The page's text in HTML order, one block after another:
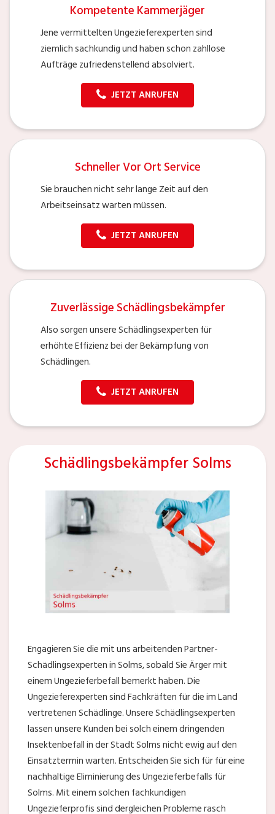
Kompetente Kammerjäger
Jene vermittelten Ungezieferexperten sind
ziemlich sachkundig und haben schon zahllose
Aufträge zufriedenstellend absolviert.
JETZT ANRUFEN
Schneller Vor Ort Service
Sie brauchen nicht sehr lange Zeit auf den
Arbeitseinsatz warten müssen.
JETZT ANRUFEN
Zuverlässige Schädlingsbekämpfer
Also sorgen unsere Schädlingsexperten für
erhöhte Effizienz bei der Bekämpfung von
Schädlingen.
JETZT ANRUFEN
Schädlingsbekämpfer Solms
Engagieren Sie die mit uns arbeitenden Partner-
Schädlingsexperten in Solms, sobald Sie Ärger mit
einem Ungezieferbefall bemerkt haben. Die
Ungezieferexperten sind Fachkräften für die im Land
vertretenen Schädlinge. Unsere Schädlingsexperten
lassen unsere Kunden bei solch einem dringenden
Insektenbefall in der Stadt Solms nicht ewig auf den
Einsatztermin warten. Entscheiden Sie sich für für eine
nachhaltige Eliminierung des Ungezieferbefalls für
Solms. Mit einem solchen fachkundigen
Ungezieferprofis sind dergleichen Probleme rasch